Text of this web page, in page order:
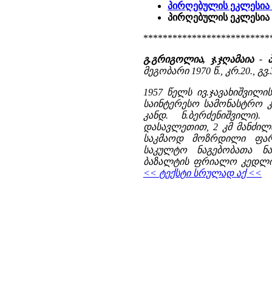
პირღებულის ეკლესია
პირღებულის
გ.გრიგოლია, ჯ.ჯღამაია -
მეგობარი 1970 წ., კრ.20.,
1957 წელს
საინტერესო სამონასტრო
კანდ.
დასავლეთით, 2 კმ
საკმაოდ მოზრდილი
საკულტო ნაგებობათა
ბაზალტის ფრიალო
<< ტექსტი სრულად აქ <<